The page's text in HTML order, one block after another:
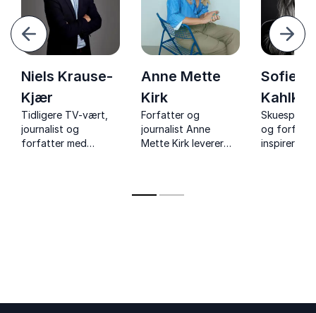
Niels Krause-
Kjær
Tidligere TV-vært,
journalist og
forfatter med
Anne Mette
Kirk
Forfatter og
journalist Anne
Mette Kirk leverer
autisme, mod, kriser
Sofie
Kahlke
Skuespiller,
og
inspirerer